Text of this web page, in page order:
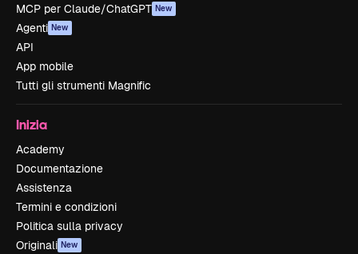
MCP per Claude/ChatGPT New
Agenti New
API
App mobile
Tutti gli strumenti Magnific
Inizia
Academy
Documentazione
Assistenza
Termini e condizioni
Politica sulla privacy
Originali New